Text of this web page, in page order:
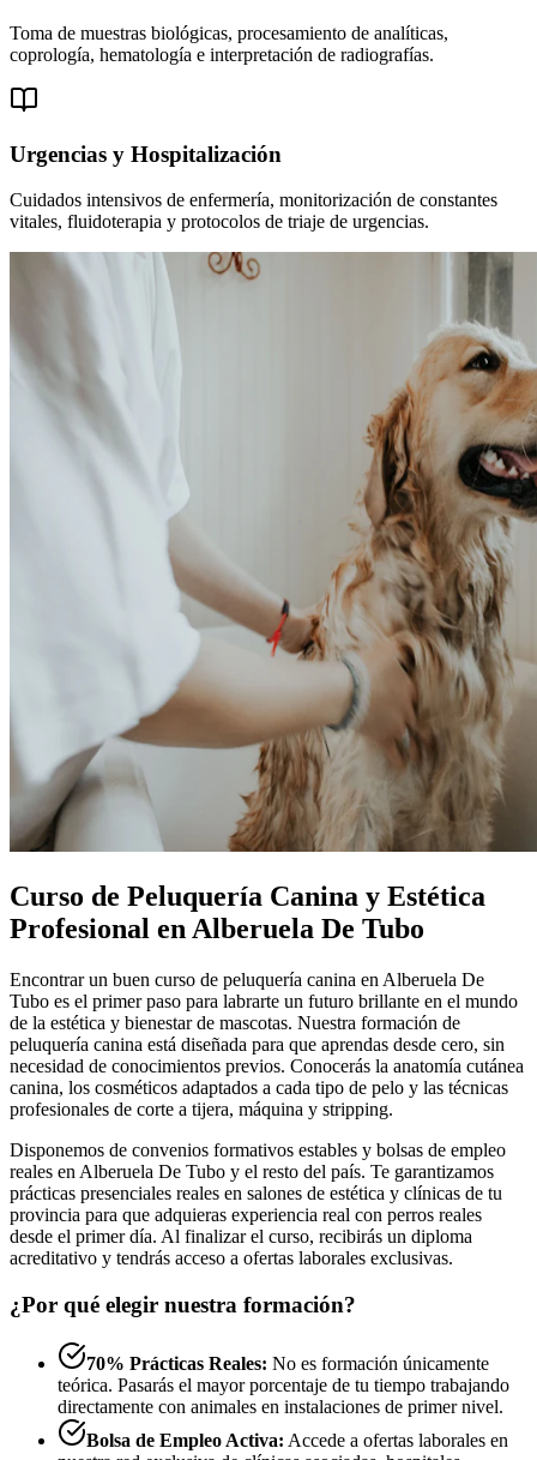
Toma de muestras biológicas, procesamiento de analíticas,
coprología, hematología e interpretación de radiografías.
Urgencias y Hospitalización
Cuidados intensivos de enfermería, monitorización de constantes
vitales, fluidoterapia y protocolos de triaje de urgencias.
Curso de Peluquería Canina y Estética
Profesional en Alberuela De Tubo
Encontrar un buen curso de peluquería canina en Alberuela De
Tubo es el primer paso para labrarte un futuro brillante en el mundo
de la estética y bienestar de mascotas. Nuestra formación de
peluquería canina está diseñada para que aprendas desde cero, sin
necesidad de conocimientos previos. Conocerás la anatomía cutánea
canina, los cosméticos adaptados a cada tipo de pelo y las técnicas
profesionales de corte a tijera, máquina y stripping.
Disponemos de convenios formativos estables y bolsas de empleo
reales en Alberuela De Tubo y el resto del país. Te garantizamos
prácticas presenciales reales en salones de estética y clínicas de tu
provincia para que adquieras experiencia real con perros reales
desde el primer día. Al finalizar el curso, recibirás un diploma
acreditativo y tendrás acceso a ofertas laborales exclusivas.
¿Por qué elegir nuestra formación?
70% Prácticas Reales: No es formación únicamente
teórica. Pasarás el mayor porcentaje de tu tiempo trabajando
directamente con animales en instalaciones de primer nivel.
Bolsa de Empleo Activa: Accede a ofertas laborales en